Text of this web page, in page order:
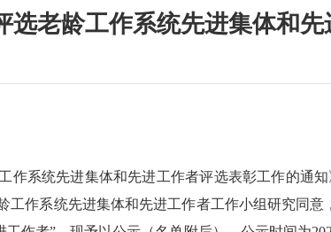
选老龄工作系统先进集体和
系统先进集体和先进工作者评选表彰工作的通知
作系统先进集体和先进工作者工作小组研究同